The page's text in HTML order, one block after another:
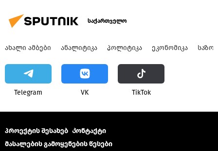
საქართველო
ᲐᲮᲐᲚᲘ ᲐᲛᲑᲔᲑᲘ ᲐᲜᲐᲚᲘᲢᲘᲙᲐ ᲞᲝᲚᲘᲢᲘᲙᲐ ᲔᲙᲝᲜᲝᲛᲘᲙᲐ
Telegram VK ТikТоk
პროექტის შესახებ Კონტაქტი
მასალების გამოყენების წესები